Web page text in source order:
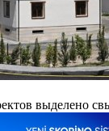
выделено